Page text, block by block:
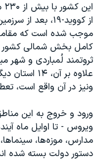
چهل سال گروگان‌گیری
قانون شفافیت دارائی کادر
اعتراضات مردمی آبان ۹۸
اسرائیل در جنگ
نرگس محمدی برنده جایزه
صفحه‌های ویژه
سفر پرزیدنت ترامپ به چین
از کووید-۱۹،
موجب شده است که
کامل بخش شمالی کشور
ثروتمند لُمباردی و شهر
علاوه بر
ونیز در آن واقع است،
ورود و خروج به این
ویروس - تا اوایل ماه
مدارس، موزه‌ها،
دستور دولت بسته شده